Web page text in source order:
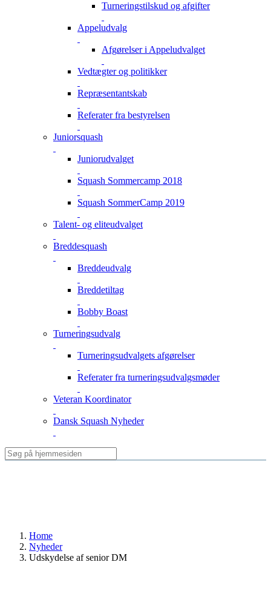
Turneringstilskud og afgifter
Appeludvalg
Afgørelser i Appeludvalget
Vedtægter og politikker
Repræsentantskab
Referater fra bestyrelsen
Juniorsquash
Juniorudvalget
Squash Sommercamp 2018
Squash SommerCamp 2019
Talent- og eliteudvalget
Breddesquash
Breddeudvalg
Breddetiltag
Bobby Boast
Turneringsudvalg
Turneringsudvalgets afgørelser
Referater fra turneringsudvalgsmøder
Veteran Koordinator
Dansk Squash Nyheder
Home
Nyheder
Udskydelse af senior DM